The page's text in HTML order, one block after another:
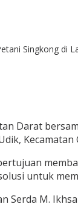
Singkong di
Darat
untuk
Serda M.